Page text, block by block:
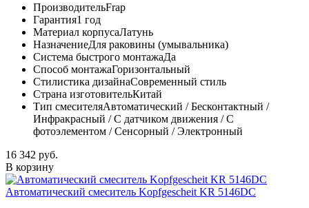
ПроизводительFrap
Гарантия1 год
Материал корпусаЛатунь
НазначениеДля раковины (умывальника)
Система быстрого монтажаДа
Способ монтажаГоризонтальный
Стилистика дизайнаСовременный стиль
Страна изготовительКитай
Тип смесителяАвтоматический / Бесконтактный /
Инфракрасный / С датчиком движения / С
фотоэлементом / Сенсорный / Электронный
16 342 руб.
В корзину
Автоматический смеситель Kopfgescheit KR 5146DC